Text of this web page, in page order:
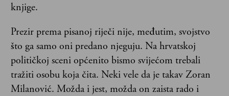
knjige.
Prezir prema pisanoj riječi nije, međutim, svojstvo
što ga samo oni predano njeguju. Na hrvatskoj
političkoj sceni općenito bismo svijećom trebali
tražiti osobu koja čita. Neki vele da je takav Zoran
Milanović. Možda i jest, možda on zaista rado i